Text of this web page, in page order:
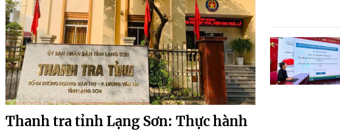
Thanh tra tỉnh Lạng Sơn: Thực hành